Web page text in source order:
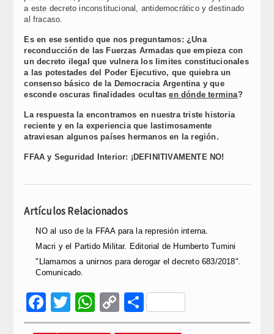
a este decreto inconstitucional, antidemocrático y destinado
al fracaso.
Es en ese sentido que nos preguntamos: ¿Una
reconducción de las Fuerzas Armadas que empieza con
un decreto ilegal que vulnera los limites constitucionales
a las potestades del Poder Ejecutivo, que quiebra un
consenso básico de la Democracia Argentina y que
esconde oscuras finalidades ocultasen dónde termina?
La respuesta la encontramos en nuestra triste historia
reciente y en la experiencia que lastimosamente
atraviesan algunos países hermanos en la región.
FFAA y Seguridad Interior: ¡DEFINITIVAMENTE NO!
Artículos Relacionados
NO al uso de la FFAA para la represión interna.
Macri y el Partido Militar. Editorial de Humberto Tumini
"Llamamos a unirnos para derogar el decreto 683/2018".
Comunicado.
Facebook
Twitter
WhatsApp
Copy
Link
Compartir